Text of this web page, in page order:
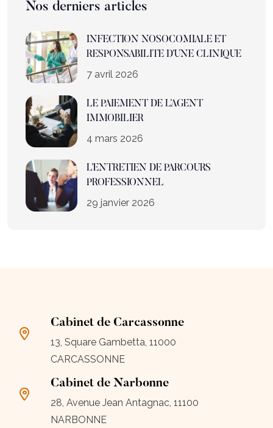
Nos derniers articles
INFECTION NOSOCOMIALE ET
RESPONSABILITE D’UNE CLINIQUE
7 avril 2026
LE PAIEMENT DE L’AGENT
IMMOBILIER
4 mars 2026
L’ENTRETIEN DE PARCOURS
PROFESSIONNEL
29 janvier 2026
Cabinet de Carcassonne
13, Square Gambetta, 11000
CARCASSONNE
Cabinet de Narbonne
28, Avenue Jean Antagnac, 11100
NARBONNE